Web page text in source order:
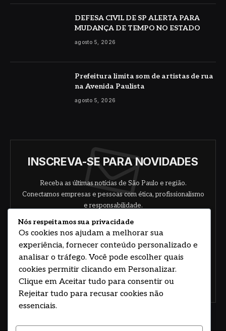
DEFESA CIVIL DE SP ALERTA PARA
MUDANÇA DE TEMPO NO ESTADO
agosto 5, 2026
Prefeitura limita som de artistas de rua
na Avenida Paulista
agosto 5, 2026
INSCREVA-SE PARA NOVIDADES
Receba as últimas notícias de São Paulo e região.
Conectamos empresas e pessoas com ética, profissionalismo
e responsabilidade.
Concorde com nossos termos e acordo de
Nós respeitamos sua privacidade
Os cookies nos ajudam a melhorar sua
experiência, fornecer conteúdo personalizado e
analisar o tráfego. Você pode escolher quais
cookies permitir clicando em Personalizar.
Clique em Aceitar tudo para consentir ou
Rejeitar tudo para recusar cookies não
essenciais.